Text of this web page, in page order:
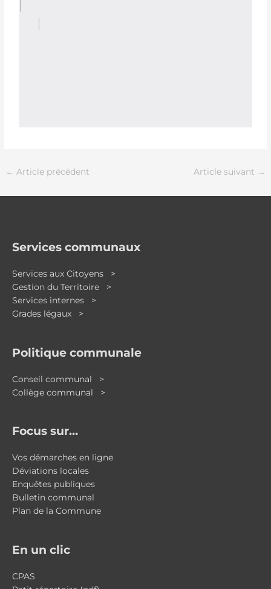
← Article précédent Article suivant →
Services communaux
Services aux Citoyens >
Gestion du Territoire >
Services internes >
Grades légaux >
Politique communale
Conseil communal >
Collège communal >
Focus sur…
Vos démarches en ligne
Déviations locales
Enquêtes publiques
Bulletin communal
Plan de la Commune
En un clic
CPAS